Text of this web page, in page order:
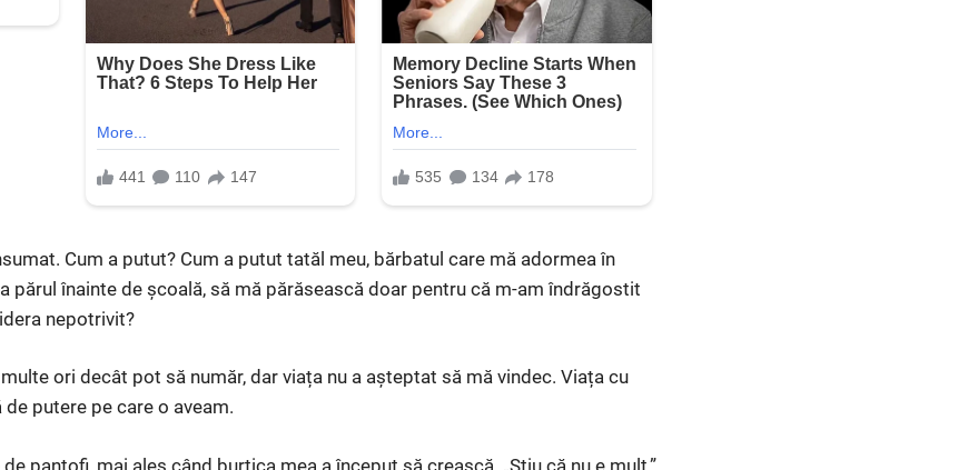
Cum a putut? Cum a putut tatăl meu, bărbatul care mă adormea în
părul înainte de școală, să mă părăsească doar pentru că m-am îndrăgostit
nepotrivit?
ori decât pot să număr, dar viața nu a așteptat să mă vindec. Viața cu
putere pe care o aveam.
pantofi, mai ales când burtica mea a început să crească. „Știu că nu e mult,”